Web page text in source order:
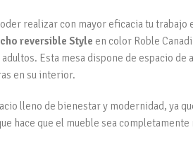
realizar con mayor eficacia tu
reversible Style en color Roble
Esta mesa dispone de espacio
en su interior.
lleno de bienestar y modernidad, ya
hace que el mueble sea